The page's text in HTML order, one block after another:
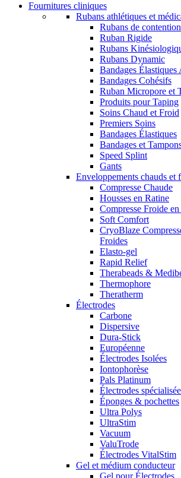
Fournitures cliniques
Rubans athlétiques et
Rubans de contention
Ruban Rigide
Rubans
Rubans Dynamic
Bandages Élastiques
Bandages Cohésifs
Ruban Micropore et
Produits pour Taping
Soins Chaud et Froid
Premiers Soins
Bandages Élastiques
Bandages et
Speed Splint
Gants
Enveloppements chauds et
Compresse Chaude
Housses en Ratine
Compresse Froide
Soft Comfort
CryoBlaze
Froides
Elasto-gel
Rapid Relief
Therabeads &
Thermophore
Theratherm
Électrodes
Carbone
Dispersive
Dura-Stick
Européenne
Électrodes Isolées
Iontophorèse
Pals Platinum
Électrodes
Éponges & pochettes
Ultra Polys
UltraStim
Vacuum
ValuTrode
Électrodes VitalStim
Gel et médium conducteur